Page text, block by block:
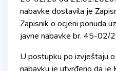
nabavke dostavila je
Zapisnik o ocjeni ponuda
javne nabavke br. 45-
U postupku po izvještaju